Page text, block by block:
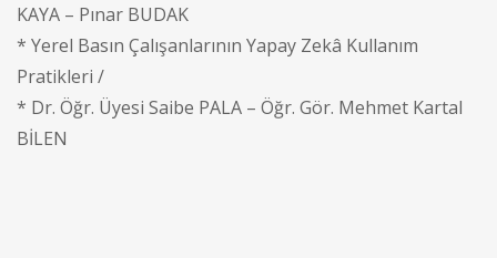
KAYA – Pınar BUDAK
* Yerel Basın Çalışanlarının Yapay Zekâ Kullanım
Pratikleri /
* Dr. Öğr. Üyesi Saibe PALA – Öğr. Gör. Mehmet Kartal
BİLEN